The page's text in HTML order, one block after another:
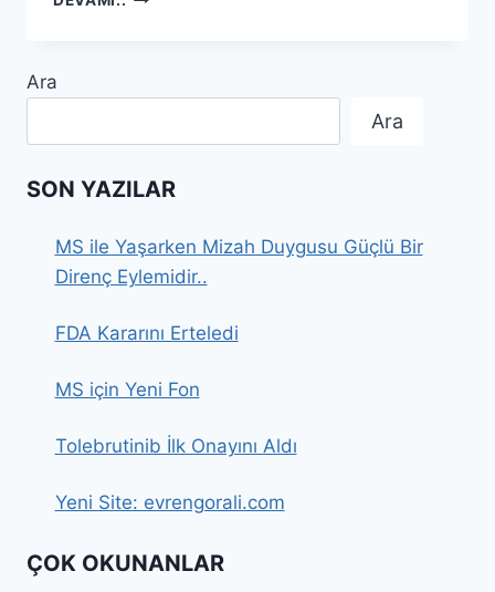
Ara
Ara
SON YAZILAR
MS ile Yaşarken Mizah Duygusu Güçlü Bir
Direnç Eylemidir..
FDA Kararını Erteledi
MS için Yeni Fon
Tolebrutinib İlk Onayını Aldı
Yeni Site: evrengorali.com
ÇOK OKUNANLAR